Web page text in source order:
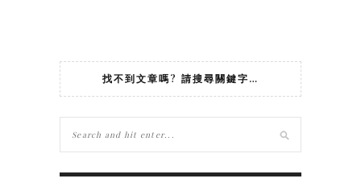
找不到文章嗎? 請搜尋關鍵字…